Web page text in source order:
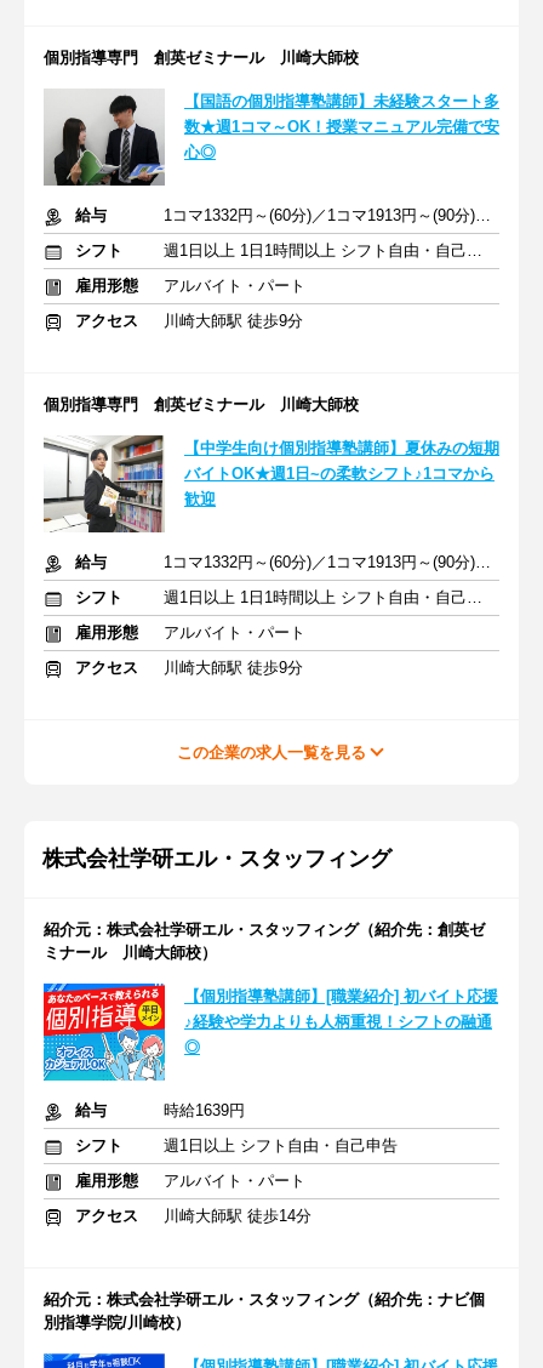
個別指導専門 創英ゼミナール 川崎大師校
【国語の個別指導塾講師】未経験スタート多
数★週1コマ～OK！授業マニュアル完備で安
心◎
給与
1コマ1332円～(60分)／1コマ1913円～(90分) ※準備報告手当込み
シフト
週1日以上 1日1時間以上 シフト自由・自己申告
雇用形態
アルバイト・パート
アクセス
川崎大師駅 徒歩9分
個別指導専門 創英ゼミナール 川崎大師校
【中学生向け個別指導塾講師】夏休みの短期
バイトOK★週1日~の柔軟シフト♪1コマから
歓迎
給与
1コマ1332円～(60分)／1コマ1913円～(90分) ※準備報告手当込み
シフト
週1日以上 1日1時間以上 シフト自由・自己申告
雇用形態
アルバイト・パート
アクセス
川崎大師駅 徒歩9分
この企業の求人一覧を見る
株式会社学研エル・スタッフィング
紹介元：株式会社学研エル・スタッフィング（紹介先：創英ゼ
ミナール 川崎大師校）
【個別指導塾講師】[職業紹介] 初バイト応援
♪経験や学力よりも人柄重視！シフトの融通
◎
給与
時給1639円
シフト
週1日以上 シフト自由・自己申告
雇用形態
アルバイト・パート
アクセス
川崎大師駅 徒歩14分
紹介元：株式会社学研エル・スタッフィング（紹介先：ナビ個
別指導学院/川崎校）